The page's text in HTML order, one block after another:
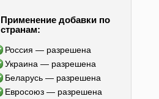
Применение добавки по
странам:
Россия — разрешена
Украина — разрешена
Беларусь — разрешена
Евросоюз — разрешена